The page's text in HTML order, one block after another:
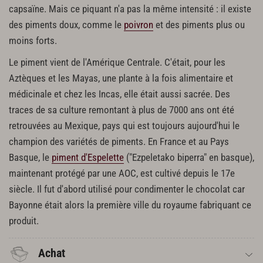
capsaïne. Mais ce piquant n'a pas la même intensité : il existe
des piments doux, comme le poivron et des piments plus ou
moins forts.
Le piment vient de l'Amérique Centrale. C'était, pour les
Aztèques et les Mayas, une plante à la fois alimentaire et
médicinale et chez les Incas, elle était aussi sacrée. Des
traces de sa culture remontant à plus de 7000 ans ont été
retrouvées au Mexique, pays qui est toujours aujourd'hui le
champion des variétés de piments. En France et au Pays
Basque, le piment d'Espelette ("Ezpeletako biperra" en basque),
maintenant protégé par une AOC, est cultivé depuis le 17e
siècle. Il fut d'abord utilisé pour condimenter le chocolat car
Bayonne était alors la première ville du royaume fabriquant ce
produit.
Achat